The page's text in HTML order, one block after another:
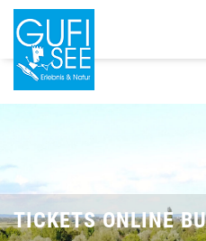
TICKETS ONLINE